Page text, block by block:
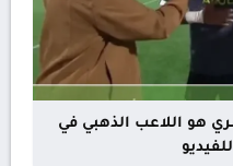
هو اللاعب الذهبي في